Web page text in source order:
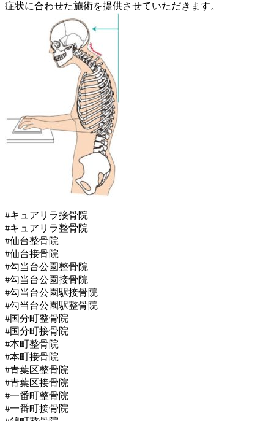
症状に合わせた施術を提供させていただきます。
#キュアリラ接骨院
#キュアリラ整骨院
#仙台整骨院
#仙台接骨院
#勾当台公園整骨院
#勾当台公園接骨院
#勾当台公園駅接骨院
#勾当台公園駅整骨院
#国分町整骨院
#国分町接骨院
#本町整骨院
#本町接骨院
#青葉区整骨院
#青葉区接骨院
#一番町整骨院
#一番町接骨院